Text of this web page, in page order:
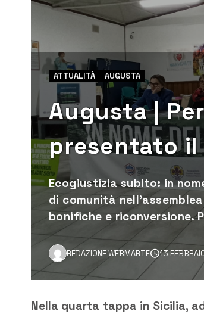
ATTUALITÀ AUGUSTA
Augusta |
presentato
Ecogiustizia subito: in
di comunità
bonifiche e riconversione.
REDAZIONE WEBMARTE 13
Nella quarta tappa in Sicilia,